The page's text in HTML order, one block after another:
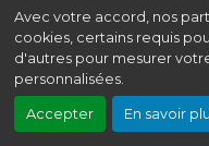
Avec votre accord, nos
cookies, certains requis
d'autres pour mesurer
personnalisées.
Accepter En savoir